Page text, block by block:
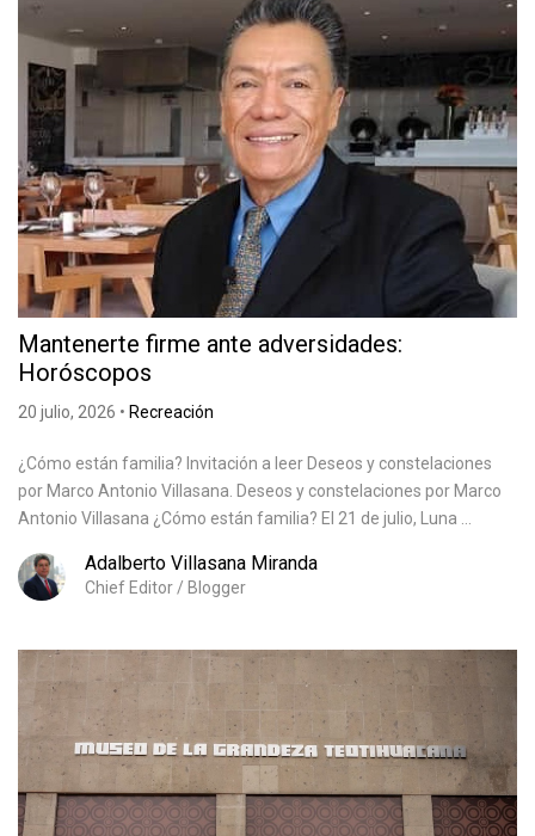
Mantenerte firme ante adversidades:
Horóscopos
20 julio, 2026 • Recreación
¿Cómo están familia? Invitación a leer Deseos y constelaciones
por Marco Antonio Villasana. Deseos y constelaciones por Marco
Antonio Villasana ¿Cómo están familia? El 21 de julio, Luna ...
Adalberto Villasana Miranda
Chief Editor / Blogger